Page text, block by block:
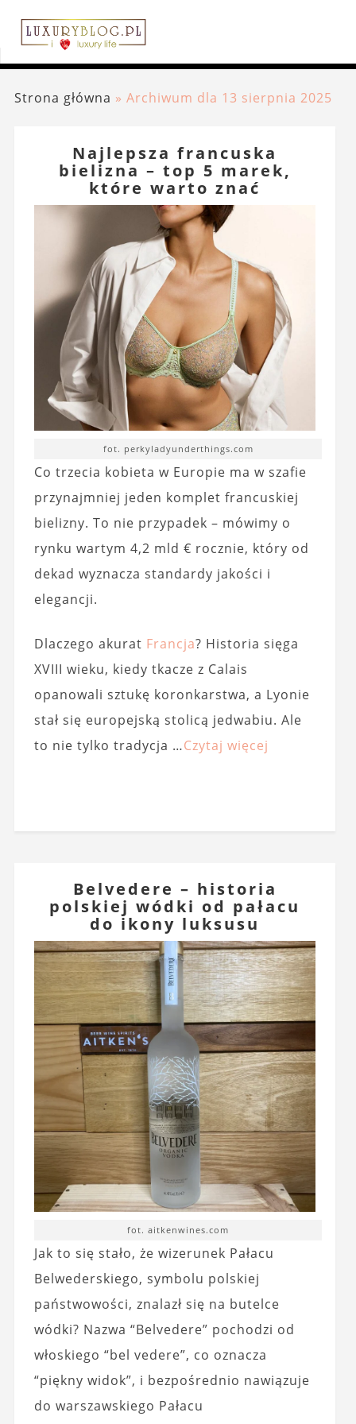
Strona główna » Archiwum dla 13 sierpnia 2025
Najlepsza francuska
bielizna – top 5 marek,
które warto znać
fot. perkyladyunderthings.com
Co trzecia kobieta w Europie ma w szafie
przynajmniej jeden komplet francuskiej
bielizny. To nie przypadek – mówimy o
rynku wartym 4,2 mld € rocznie, który od
dekad wyznacza standardy jakości i
elegancji.
Dlaczego akurat Francja? Historia sięga
XVIII wieku, kiedy tkacze z Calais
opanowali sztukę koronkarstwa, a Lyonie
stał się europejską stolicą jedwabiu. Ale
to nie tylko tradycja …Czytaj więcej
Belvedere – historia
polskiej wódki od pałacu
do ikony luksusu
fot. aitkenwines.com
Jak to się stało, że wizerunek Pałacu
Belwederskiego, symbolu polskiej
państwowości, znalazł się na butelce
wódki? Nazwa “Belvedere” pochodzi od
włoskiego “bel vedere”, co oznacza
“piękny widok”, i bezpośrednio nawiązuje
do warszawskiego Pałacu